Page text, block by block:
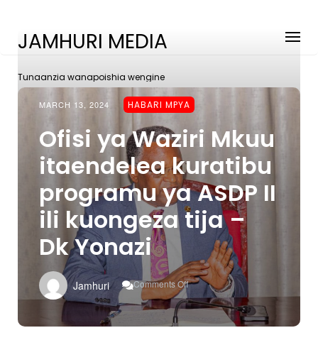
JAMHURI MEDIA
Tunaanzia wanapoishia wengine
MARCH 13, 2024 HABARI MPYA
Ofisi ya Waziri Mkuu
itaendelea kuratibu
programu ya ASDP II
ili kuongeza tija –
Dk Yonazi
Jamhuri Comments Off
On
Ofisi
Ya